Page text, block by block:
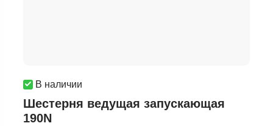
В наличии
Шестерня ведущая запускающая
190N